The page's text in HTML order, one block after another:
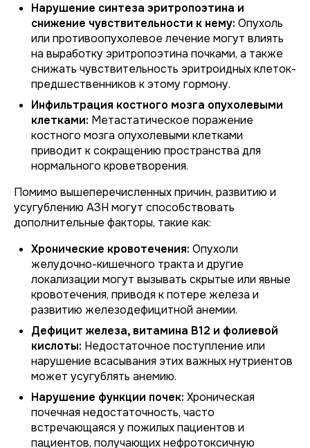
Нарушение синтеза эритропоэтина и
снижение чувствительности к нему: Опухоль
или противоопухолевое лечение могут влиять
на выработку эритропоэтина почками, а также
снижать чувствительность эритроидных клеток-
предшественников к этому гормону.
Инфильтрация костного мозга опухолевыми
клетками: Метастатическое поражение
костного мозга опухолевыми клетками
приводит к сокращению пространства для
нормального кроветворения.
Помимо вышеперечисленных причин, развитию и
усугублению АЗН могут способствовать
дополнительные факторы, такие как:
Хронические кровотечения: Опухоли
желудочно-кишечного тракта и другие
локализации могут вызывать скрытые или явные
кровотечения, приводя к потере железа и
развитию железодефицитной анемии.
Дефицит железа, витамина В12 и фолиевой
кислоты: Недостаточное поступление или
нарушение всасывания этих важных нутриентов
может усугублять анемию.
Нарушение функции почек: Хроническая
почечная недостаточность, часто
встречающаяся у пожилых пациентов и
пациентов, получающих нефротоксичную